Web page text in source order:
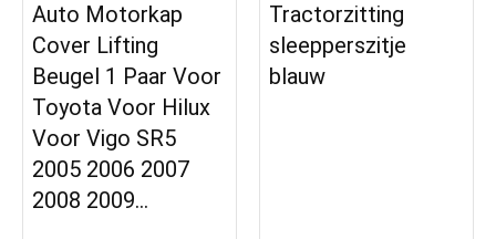
Auto Motorkap
Cover Lifting
Beugel 1 Paar Voor
Toyota Voor Hilux
Voor Vigo SR5
2005 2006 2007
2008 2009…
Tractorzitting
sleepperszitje
blauw